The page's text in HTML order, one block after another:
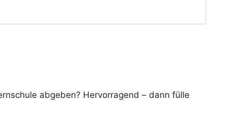
abgeben? Hervorragend – dann fülle